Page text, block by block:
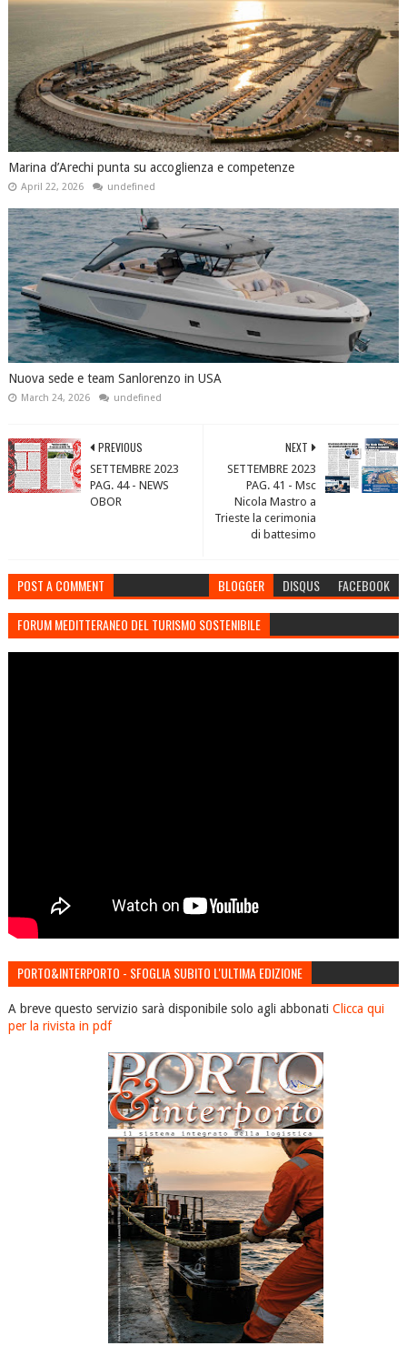
Marina d’Arechi punta su accoglienza e competenze
April 22, 2026 undefined
Nuova sede e team Sanlorenzo in USA
March 24, 2026 undefined
NEXT
SETTEMBRE 2023
PAG. 41 - Msc
Nicola Mastro a
Trieste la cerimonia
di battesimo
PREVIOUS
SETTEMBRE 2023
PAG. 44 - NEWS
OBOR
POST A COMMENT BLOGGER DISQUS FACEBOOK
FORUM MEDITTERANEO DEL TURISMO SOSTENIBILE
PORTO&INTERPORTO - SFOGLIA SUBITO L'ULTIMA EDIZIONE
A breve questo servizio sarà disponibile solo agli abbonati Clicca qui
per la rivista in pdf